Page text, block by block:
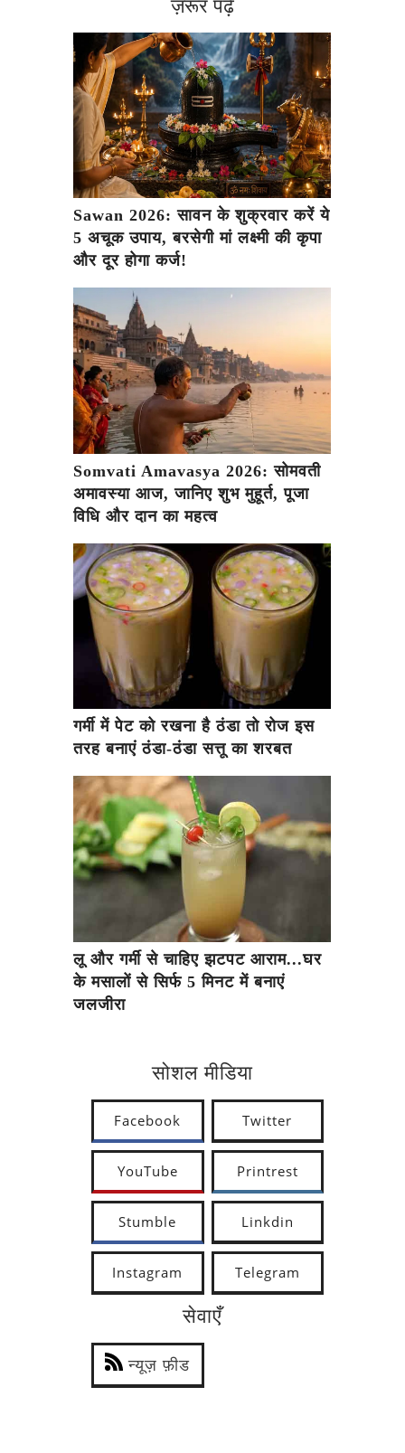
ज़रूर पढ़ें
Sawan 2026: सावन के शुक्रवार करें ये
5 अचूक उपाय, बरसेगी मां लक्ष्मी की कृपा
और दूर होगा कर्ज!
Somvati Amavasya 2026: सोमवती
अमावस्या आज, जानिए शुभ मुहूर्त, पूजा
विधि और दान का महत्व
गर्मी में पेट को रखना है ठंडा तो रोज इस
तरह बनाएं ठंडा-ठंडा सत्तू का शरबत
लू और गर्मी से चाहिए झटपट आराम...घर
के मसालों से सिर्फ 5 मिनट में बनाएं
जलजीरा
सोशल मीडिया
Facebook Twitter
YouTube Printrest
Stumble Linkdin
Instagram Telegram
सेवाएँ
न्यूज़ फ़ीड